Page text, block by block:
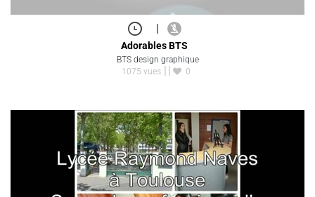
|
Adorables BTS
BTS design graphique
1075 vues
0